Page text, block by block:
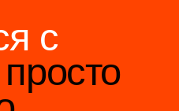
сайта